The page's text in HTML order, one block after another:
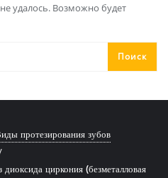
удалось. Возможно будет
протезирования зубов
циркония (безметалловая